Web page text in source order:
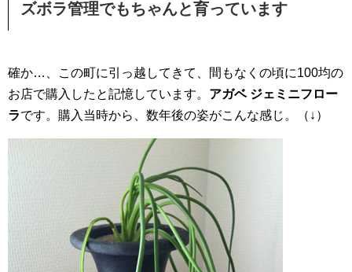
ズボラ管理でもちゃんと育っています
確か…、この町に引っ越してきて、間もなくの頃に100均の
お店で購入したと記憶しています。 アガベ ジェミニフロー
ラです。購入当時から、数年後の姿がこんな感じ。（↓）